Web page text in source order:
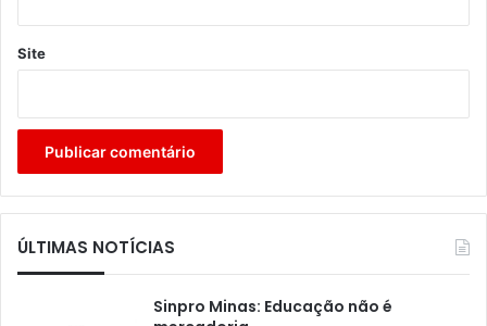
Site
ÚLTIMAS NOTÍCIAS
Sinpro Minas: Educação não é